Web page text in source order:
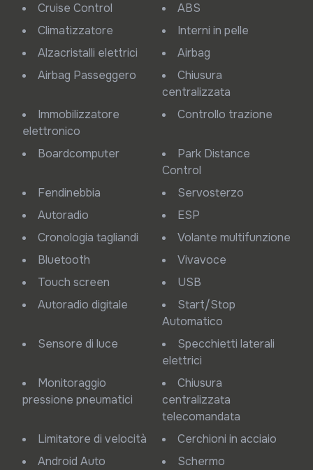
Cruise Control
ABS
Climatizzatore
Interni in pelle
Alzacristalli elettrici
Airbag
Airbag Passeggero
Chiusura
centralizzata
Immobilizzatore
elettronico
Controllo trazione
Boardcomputer
Park Distance
Control
Fendinebbia
Servosterzo
Autoradio
ESP
Cronologia tagliandi
Volante multifunzione
Bluetooth
Vivavoce
Touch screen
USB
Autoradio digitale
Start/Stop
Automatico
Sensore di luce
Specchietti laterali
elettrici
Monitoraggio
pressione pneumatici
Chiusura
centralizzata
telecomandata
Limitatore di velocità
Cerchioni in acciaio
Android Auto
Schermo